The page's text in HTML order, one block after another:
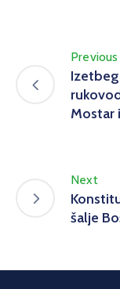
Previous
Mostar
Next
šalje